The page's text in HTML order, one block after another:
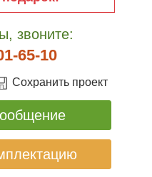
звоните:
65-10
Сохранить проект